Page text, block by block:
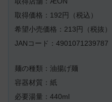
取得価格：192円（税込）
希望小売価格：213円（税抜）
JANコード：4901071239787
麺の種類：油揚げ麺
容器材質：紙
必要湯量：440ml